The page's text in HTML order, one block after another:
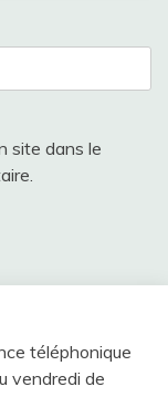
site dans le
téléphonique
vendredi de